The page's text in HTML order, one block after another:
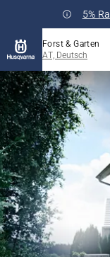
5%
Forst & Garten
AT, Deutsch